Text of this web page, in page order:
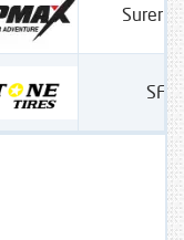
Surer
SF